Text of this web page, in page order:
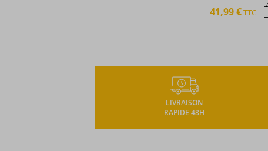
46,50 €TTC
LIVRAISON
RAPIDE 48H